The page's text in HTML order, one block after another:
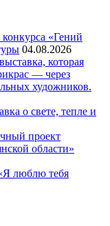
«Гений
04.08.2026
которая
— через
художников.
о свете, тепле и
проект
области»
люблю тебя